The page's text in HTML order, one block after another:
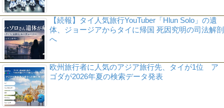
【続報】タイ人気旅行YouTuber「Hlun Solo」の遺
体、ジョージアからタイに帰国 死因究明の司法解剖
へ
欧州旅行者に人気のアジア旅行先、タイが1位 ア
ゴダが2026年夏の検索データ発表